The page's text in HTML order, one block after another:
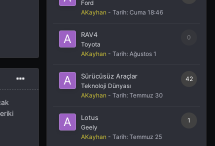
Ford
AKayhan - Tarih: Cuma 18:46
0
RAV4
Toyota
AKayhan - Tarih: Ağustos 1
42
Sürücüsüz Araçlar
Teknoloji Dünyası
AKayhan - Tarih: Temmuz 30
1
Lotus
Geely
AKayhan - Tarih: Temmuz 25